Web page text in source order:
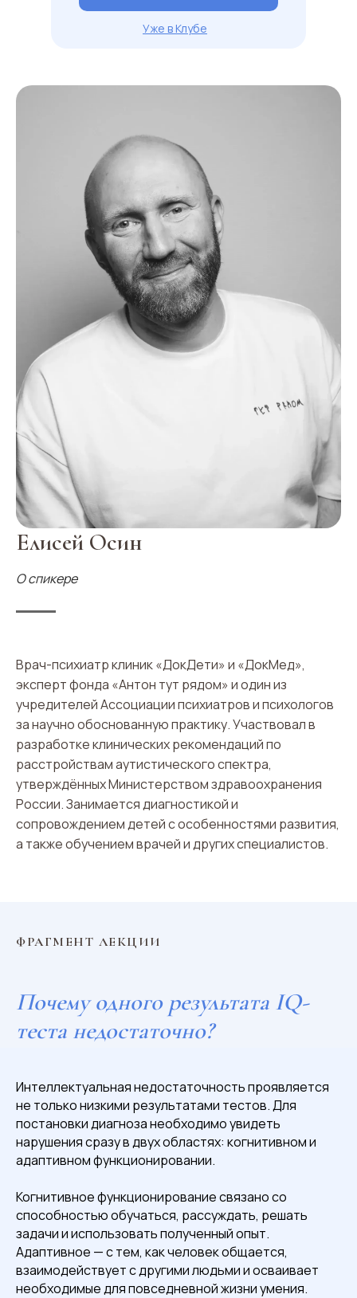
Уже в Клубе
Елисей Осин
О спикере
Врач-психиатр клиник «ДокДети» и «ДокМед»,
эксперт фонда «Антон тут рядом» и один из
учредителей Ассоциации психиатров и психологов
за научно обоснованную практику. Участвовал в
разработке клинических рекомендаций по
расстройствам аутистического спектра,
утверждённых Министерством здравоохранения
России. Занимается диагностикой и
сопровождением детей с особенностями развития,
а также обучением врачей и других специалистов.
ФРАГМЕНТ ЛЕКЦИИ
Почему одного результата IQ-
теста недостаточно?
Интеллектуальная недостаточность проявляется
не только низкими результатами тестов. Для
постановки диагноза необходимо увидеть
нарушения сразу в двух областях: когнитивном и
адаптивном функционировании.
Когнитивное функционирование связано со
способностью обучаться, рассуждать, решать
задачи и использовать полученный опыт.
Адаптивное — с тем, как человек общается,
взаимодействует с другими людьми и осваивает
необходимые для повседневной жизни умения.